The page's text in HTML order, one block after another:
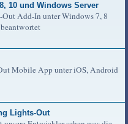
10 und Windows Server
Out Add-In unter Windows 7, 8
Mobile App unter iOS, Android
Lights-Out